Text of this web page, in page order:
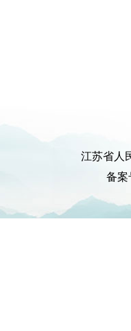
江苏省人
备案